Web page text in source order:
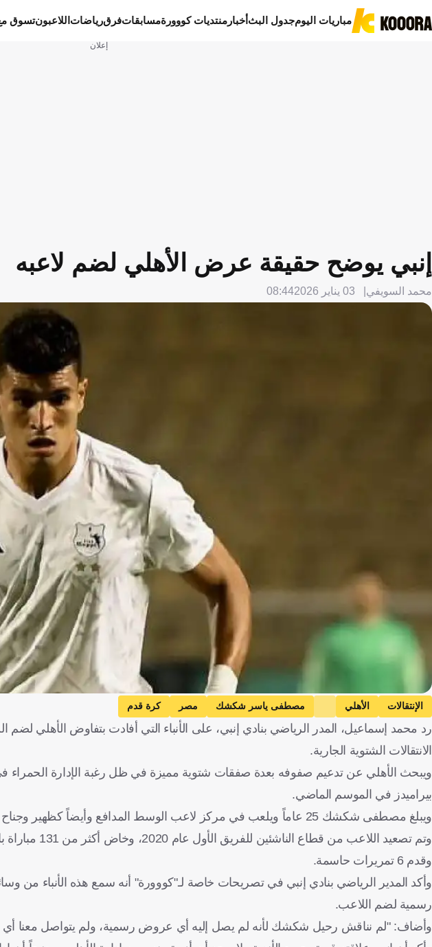
مباريات اليومجدول البثأخبار منتديات كووورةمسابقاتفرقرياضات اللاعبونتسوق
إعلان
إنبي يوضح حقيقة عرض الأهلي لضم لاعبه
محمد السويفي 03 يناير 2026 08:44
الإنتقالات الأهلي مصطفى ياسر شكشك مصر كرة قدم
رد محمد إسماعيل، المدر الرياضي بنادي إنبي، على الأنباء التي أفادت بتفاوض
الانتقالات الشتوية الجارية.
ويبحث الأهلي عن تدعيم صفوفه بعدة صفقات شتوية مميزة في ظل رغبة الإدارة الحمراء
بيراميدز في الموسم الماضي.
ويبلغ مصطفى شكشك 25 عاماً ويلعب في مركز لاعب الوسط المدافع وأيضاً كظهير وجناح على الجانب الأيمن والأيسر.
وقدم 6 تمريرات حاسمة.
وأكد المدير الرياضي بنادي إنبي في تصريحات خاصة لـ"كووورة" أنه سمع هذه الأنباء من
رسمية لضم اللاعب.
وأضاف: "لم نناقش رحيل شكشك لأنه لم يصل إليه أي عروض رسمية، ولم يتواصل معنا أي